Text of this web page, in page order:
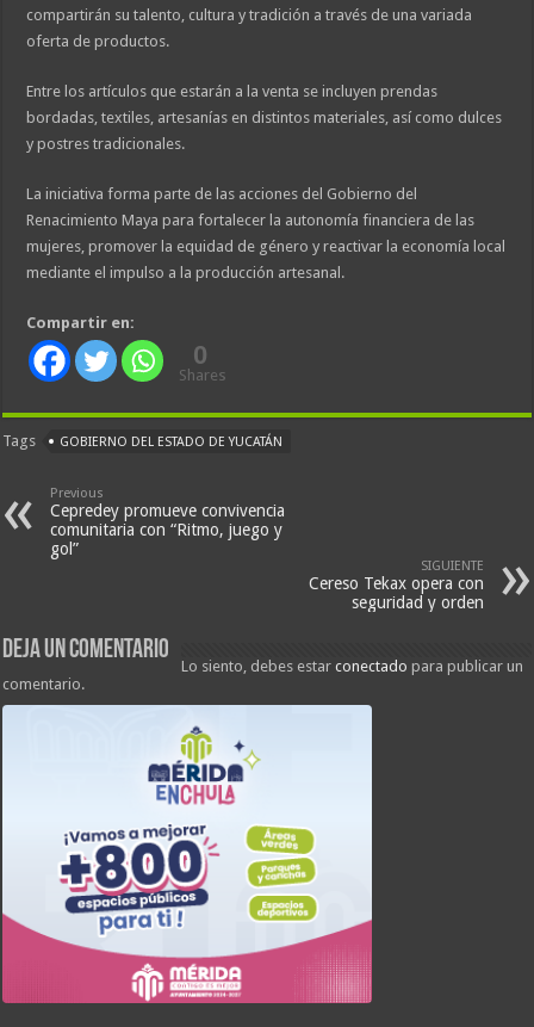
compartirán su talento, cultura y tradición a través de una variada
oferta de productos.
Entre los artículos que estarán a la venta se incluyen prendas
bordadas, textiles, artesanías en distintos materiales, así como dulces
y postres tradicionales.
La iniciativa forma parte de las acciones del Gobierno del
Renacimiento Maya para fortalecer la autonomía financiera de las
mujeres, promover la equidad de género y reactivar la economía local
mediante el impulso a la producción artesanal.
Compartir en:
0
Shares
Tags GOBIERNO DEL ESTADO DE YUCATÁN
Previous
Cepredey promueve convivencia
comunitaria con “Ritmo, juego y
gol”
SIGUIENTE
Cereso Tekax opera con
seguridad y orden
Deja un comentario
Lo siento, debes estarconectado para publicar un
comentario.